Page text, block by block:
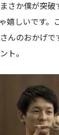
さか僕が突破
嬉しいです。
んのおかげで
ト。